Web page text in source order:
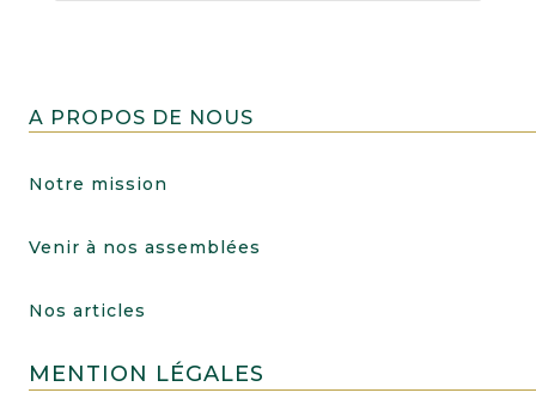
A PROPOS DE NOUS
Notre mission
Venir à nos assemblées
Nos articles
MENTION LÉGALES